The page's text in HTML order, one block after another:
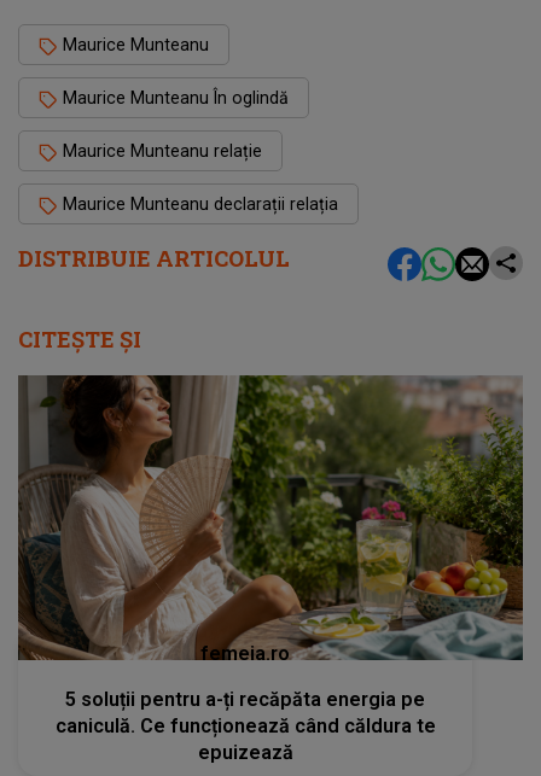
DISTRIBUIE ARTICOLUL
Maurice Munteanu
Maurice Munteanu În oglindă
Maurice Munteanu relație
Maurice Munteanu declarații relația
CITEȘTE ȘI
femeia.ro
5 soluții pentru a-ți recăpăta energia pe
caniculă. Ce funcționează când căldura te
epuizează